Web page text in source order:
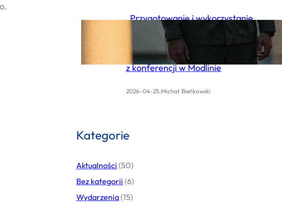
„Przygotowanie i wykorzystanie
podmiotów medycznych dla
potrzeb Sił Zbrojnych
Rzeczypospolitej Polskiej” – relacja
z konferencji w Modlinie
2026-04-25.Michał Bieńkowski
Kategorie
Aktualności (50)
Bez kategorii (6)
Wydarzenia(15)